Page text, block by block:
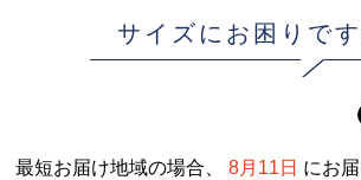
サイズにお困りです
最短お届け地域の場合、 8月11日 にお届